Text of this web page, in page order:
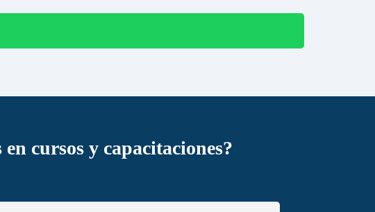
cursos y capacitaciones?